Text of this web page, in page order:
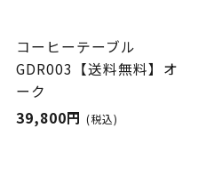
コーヒーテーブル
GDR003【送料無料】オ
ーク
39,800円 (税込)